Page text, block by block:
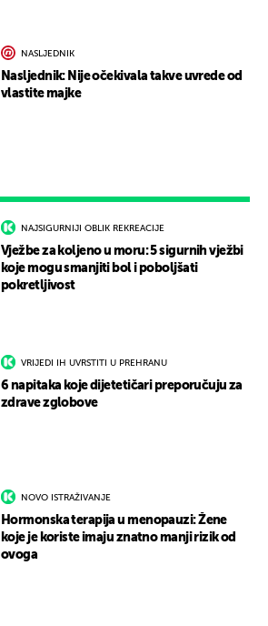
NAJSIGURNIJI OBLIK REKREACIJE
Vježbe za koljeno u moru: 5 sigurnih vježbi
koje mogu smanjiti bol i poboljšati
pokretljivost
VRIJEDI IH UVRSTITI U PREHRANU
6 napitaka koje dijetetičari preporučuju za
zdrave zglobove
NOVO ISTRAŽIVANJE
Hormonska terapija u menopauzi: Žene
koje je koriste imaju znatno manji rizik od
ovoga
NASLJEDNIK
Nasljednik: Nije očekivala takve uvrede od
vlastite majke